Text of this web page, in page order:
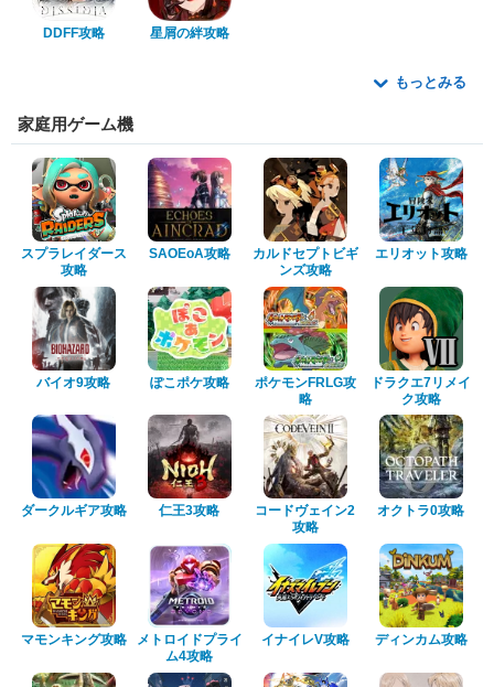
DDFF攻略 星屑の絆攻略
もっとみる
家庭用ゲーム機
スプラレイダース
攻略
SAOEoA攻略
カルドセプトビギ
ンズ攻略
エリオット攻略
バイオ9攻略 ぽこポケ攻略
ポケモンFRLG攻
略
ドラクエ7リメイ
ク攻略
ダークルギア攻略 仁王3攻略
コードヴェイン2
攻略
オクトラ0攻略
マモンキング攻略
メトロイドプライ
ム4攻略
イナイレV攻略 ディンカム攻略